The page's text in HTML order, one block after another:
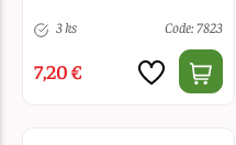
3 ks Code: 7823
7,20 €